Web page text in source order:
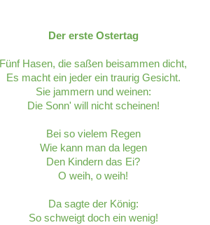
Der erste Ostertag
Fünf Hasen, die saßen beisammen dicht,
Es macht ein jeder ein traurig Gesicht.
Sie jammern und weinen:
Die Sonn' will nicht scheinen!
Bei so vielem Regen
Wie kann man da legen
Den Kindern das Ei?
O weih, o weih!
Da sagte der König:
So schweigt doch ein wenig!